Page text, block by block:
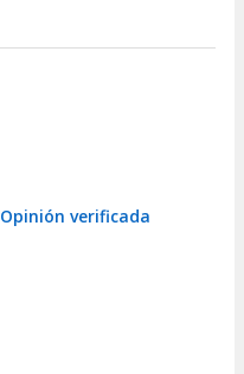
Opinión verificada